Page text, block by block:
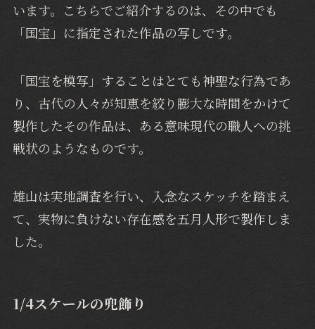
います。こちらでご紹介するのは、その中でも
「国宝」に指定された作品の写しです。
「国宝を模写」することはとても神聖な行為であ
り、古代の人々が知恵を絞り膨大な時間をかけて
製作したその作品は、ある意味現代の職人への挑
戦状のようなものです。
雄山は実地調査を行い、入念なスケッチを踏まえ
て、実物に負けない存在感を五月人形で製作しま
した。
1/4スケールの兜飾り